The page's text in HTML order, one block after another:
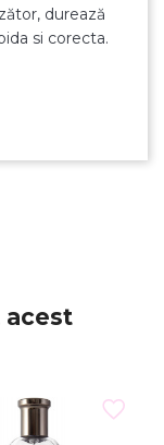
durează
si corecta.
acest